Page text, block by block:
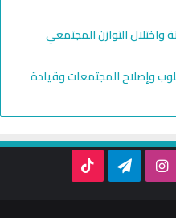
واختلال التوازن المجتمعي
وإصلاح المجتمعات وقيادة
Instagram
Telegram